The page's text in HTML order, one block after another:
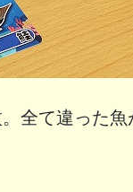
全て違った魚